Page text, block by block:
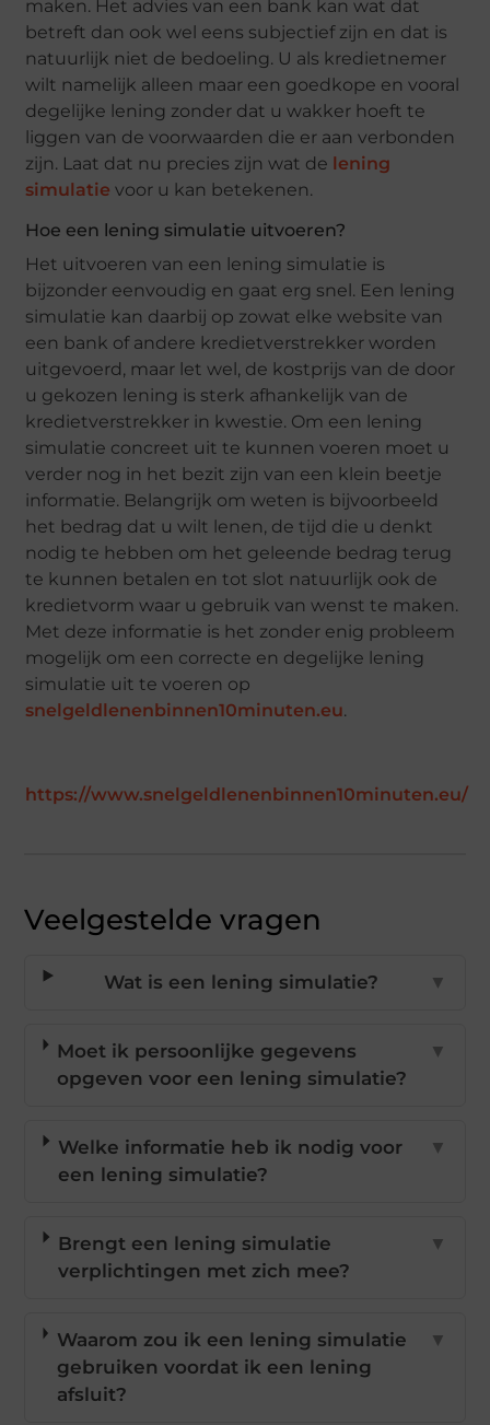
maken. Het advies van een bank kan wat dat
betreft dan ook wel eens subjectief zijn en dat is
natuurlijk niet de bedoeling. U als kredietnemer
wilt namelijk alleen maar een goedkope en vooral
degelijke lening zonder dat u wakker hoeft te
liggen van de voorwaarden die er aan verbonden
zijn. Laat dat nu precies zijn wat de lening
simulatie voor u kan betekenen.
Hoe een lening simulatie uitvoeren?
Het uitvoeren van een lening simulatie is
bijzonder eenvoudig en gaat erg snel. Een lening
simulatie kan daarbij op zowat elke website van
een bank of andere kredietverstrekker worden
uitgevoerd, maar let wel, de kostprijs van de door
u gekozen lening is sterk afhankelijk van de
kredietverstrekker in kwestie. Om een lening
simulatie concreet uit te kunnen voeren moet u
verder nog in het bezit zijn van een klein beetje
informatie. Belangrijk om weten is bijvoorbeeld
het bedrag dat u wilt lenen, de tijd die u denkt
nodig te hebben om het geleende bedrag terug
te kunnen betalen en tot slot natuurlijk ook de
kredietvorm waar u gebruik van wenst te maken.
Met deze informatie is het zonder enig probleem
mogelijk om een correcte en degelijke lening
simulatie uit te voeren op
snelgeldlenenbinnen10minuten.eu.
https://www.snelgeldlenenbinnen10minuten.eu/
Veelgestelde vragen
Wat is een lening simulatie? ▼
Moet ik persoonlijke gegevens
opgeven voor een lening simulatie?
▼
Welke informatie heb ik nodig voor
een lening simulatie?
▼
Brengt een lening simulatie
verplichtingen met zich mee?
▼
Waarom zou ik een lening simulatie
gebruiken voordat ik een lening
afsluit?
▼